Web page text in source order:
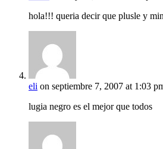
hola!!! queria decir que plusle y
eli on septiembre 7, 2007 at 1:03
lugia negro es el mejor que todos